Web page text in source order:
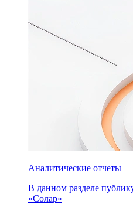
Аналитические отчеты
В данном разделе
«Солар»